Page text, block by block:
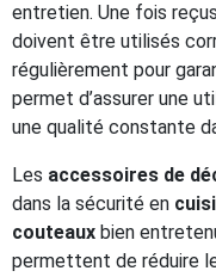
entretien. Une fois
doivent être utilisés
régulièrement pour
permet d’assurer une
une qualité constante
Les accessoires de
dans la sécurité en
couteaux bien
permettent de réduire